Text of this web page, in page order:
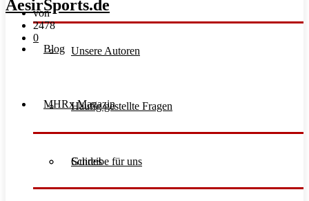
Unsere Autoren
Häufig gestellte Fragen
Schreibe für uns
Blog
Guides
MHRx Magazin
von
2478
0